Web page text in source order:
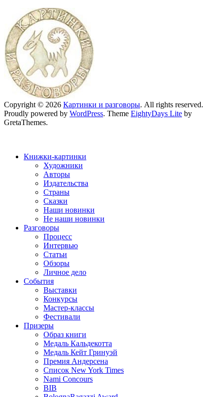
Copyright © 2026 Картинки и разговоры. All rights reserved.
Proudly powered by WordPress. Theme EightyDays Lite by
GretaThemes.
Книжки-картинки
Художники
Авторы
Издательства
Страны
Сказки
Наши новинки
Не наши новинки
Разговоры
Процесс
Интервью
Статьи
Обзоры
Личное дело
События
Выставки
Конкурсы
Мастер-классы
Фестивали
Призеры
Образ книги
Медаль Кальдекотта
Медаль Кейт Гринуэй
Премия Андерсена
Список New York Times
Nami Concours
BIB